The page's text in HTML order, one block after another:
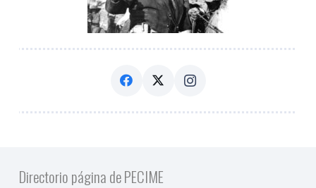
Directorio página de PECIME